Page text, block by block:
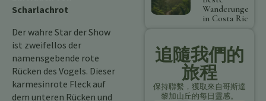
Scharlachrot
Der wahre Star der Show
ist zweifellos der
namensgebende rote
Rücken des Vogels. Dieser
karmesinrote Fleck auf
dem unteren Rücken und
Wanderungen
in Costa Rica
追隨我們的
旅程
保持聯繫，獲取來自哥斯達
黎加山丘的每日靈感。